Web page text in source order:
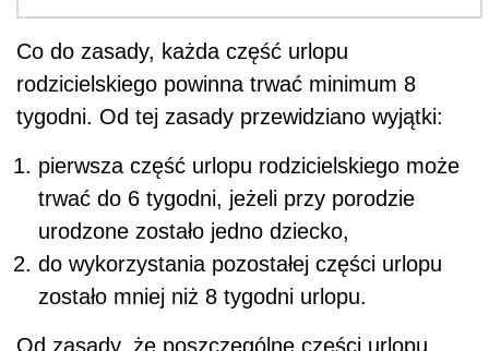
Co do zasady, każda część urlopu
rodzicielskiego powinna trwać minimum 8
tygodni. Od tej zasady przewidziano wyjątki:
pierwsza część urlopu rodzicielskiego może
trwać do 6 tygodni, jeżeli przy porodzie
urodzone zostało jedno dziecko,
do wykorzystania pozostałej części urlopu
zostało mniej niż 8 tygodni urlopu.
Od zasady, że poszczególne części urlopu